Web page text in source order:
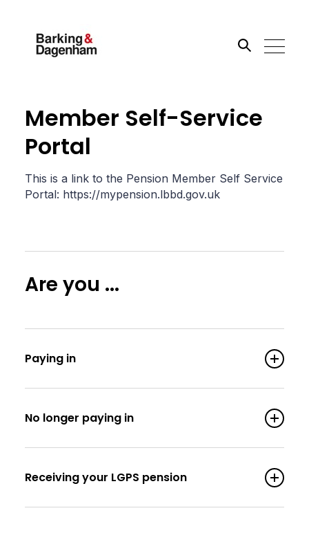
Search the site
Member Self-Service
Portal
This is a link to the Pension Member Self Service
Portal: https://mypension.lbbd.gov.uk
Are you ...
Paying in
No longer paying in
Receiving your LGPS pension